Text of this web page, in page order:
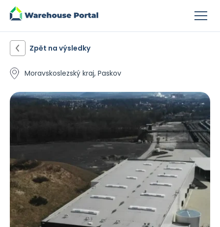
Zpět na výsledky
Moravskoslezský kraj, Paskov